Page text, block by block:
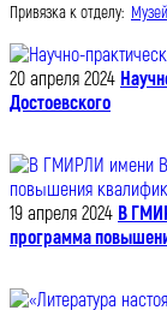
Привязка к отделу:
20 апреля 2024
Достоевского
19 апреля 2024 В
программа